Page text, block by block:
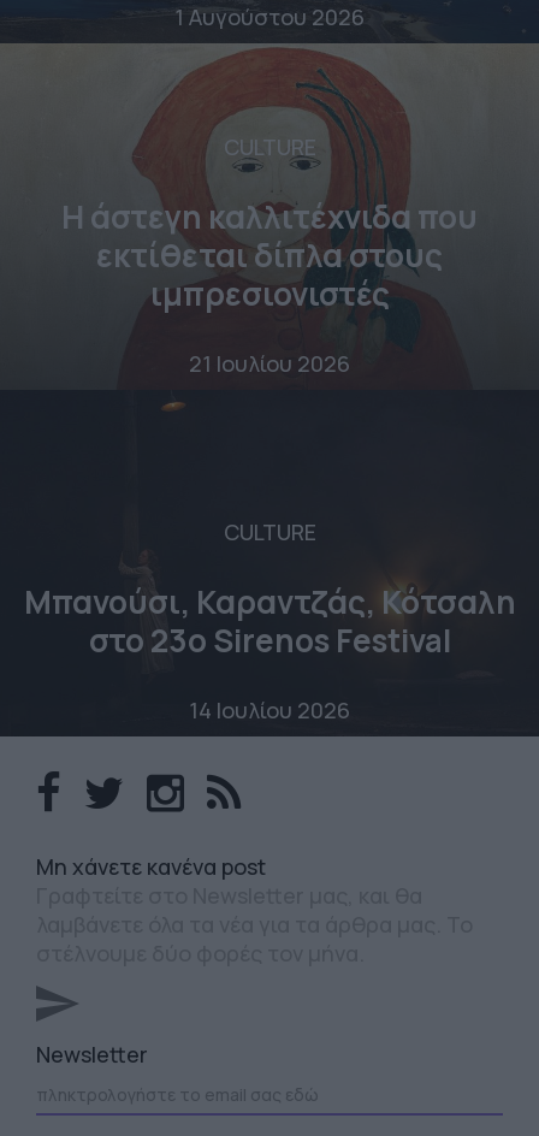
1 Αυγούστου 2026
CULTURE
Η άστεγη καλλιτέχνιδα που
εκτίθεται δίπλα στους
ιμπρεσιονιστές
21 Ιουλίου 2026
CULTURE
Μπανούσι, Καραντζάς, Κότσαλη
στο 23o Sirenos Festival
14 Ιουλίου 2026
Mη χάνετε κανένα post
Newsletter